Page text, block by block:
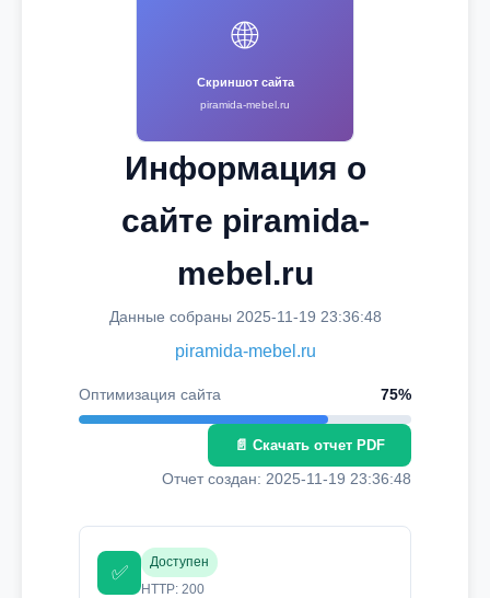
🌐
Скриншот сайта
piramida-mebel.ru
Информация о
сайте piramida-
mebel.ru
Данные собраны 2025-11-19 23:36:48
piramida-mebel.ru
Оптимизация сайта 75%
📄 Скачать отчет PDF
Отчет создан: 2025-11-19 23:36:48
✅
Доступен
HTTP: 200